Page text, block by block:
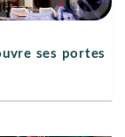
ses portes